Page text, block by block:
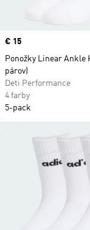
Price
€ 15
Ponožky Linear Ankle
párov)
Deti Performance
4 farby
5-pack